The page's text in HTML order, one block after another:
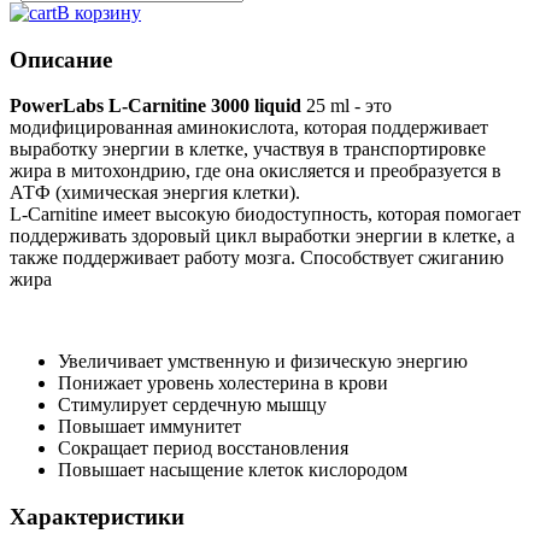
В корзину
Описание
PowerLabs L-Carnitine 3000 liquid 25 ml - это
модифицированная аминокислота, которая поддерживает
выработку энергии в клетке, участвуя в транспортировке
жира в митохондрию, где она окисляется и преобразуется в
АТФ (химическая энергия клетки).
L-Carnitine имеет высокую биодоступность, которая помогает
поддерживать здоровый цикл выработки энергии в клетке, а
также поддерживает работу мозга. Способствует сжиганию
жира
Увеличивает умственную и физическую энергию
Понижает уровень холестерина в крови
Стимулирует сердечную мышцу
Повышает иммунитет
Сокращает период восстановления
Повышает насыщение клеток кислородом
Характеристики